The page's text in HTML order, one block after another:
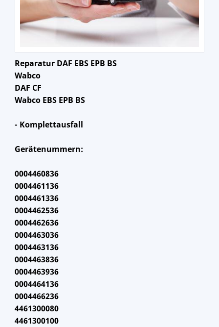
Reparatur DAF EBS EPB BS
Wabco
DAF CF
Wabco EBS EPB BS
- Komplettausfall
Gerätenummern:
0004460836
0004461136
0004461336
0004462536
0004462636
0004463036
0004463136
0004463836
0004463936
0004464136
0004466236
4461300080
4461300100